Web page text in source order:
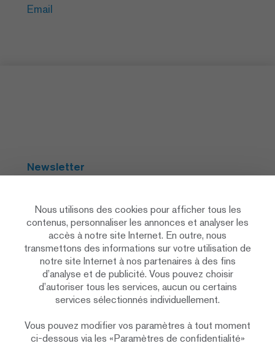
Email
Newsletter
Social Media
Déclaration de protection des données
Nous utilisons des cookies pour afficher tous les
contenus, personnaliser les annonces et analyser les
accès à notre site Internet. En outre, nous
transmettons des informations sur votre utilisation de
notre site Internet à nos partenaires à des fins
d’analyse et de publicité. Vous pouvez choisir
d’autoriser tous les services, aucun ou certains
services sélectionnés individuellement.
Vous pouvez modifier vos paramètres à tout moment
ci-dessous via les «Paramètres de confidentialité»